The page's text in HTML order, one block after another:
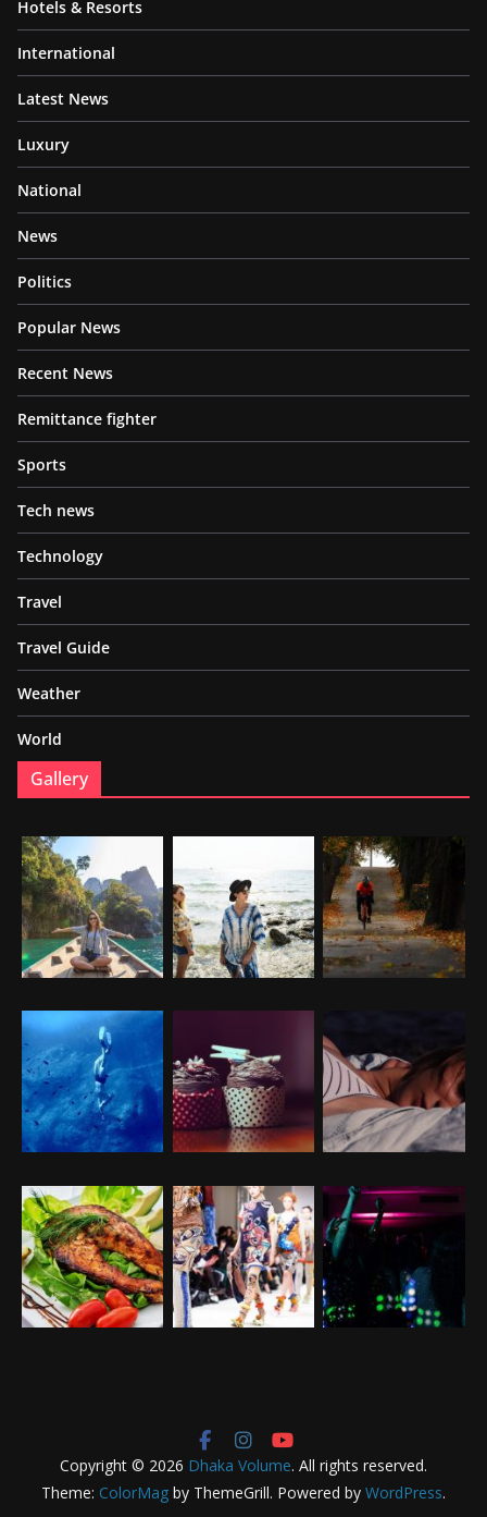
Hotels & Resorts
International
Latest News
Luxury
National
News
Politics
Popular News
Recent News
Remittance fighter
Sports
Tech news
Technology
Travel
Travel Guide
Weather
World
Gallery
Copyright © 2026 Dhaka Volume. All rights reserved.
Theme: ColorMag by ThemeGrill. Powered by WordPress.